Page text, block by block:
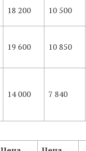
18 200 10 500
19 600 10 850
14 000 7 840